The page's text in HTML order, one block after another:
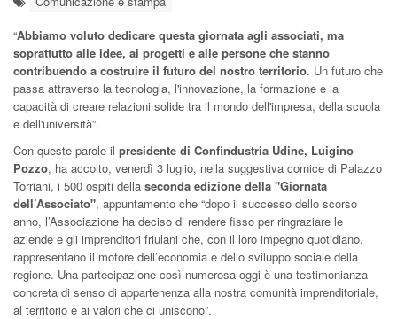
“Abbiamo voluto dedicare questa giornata agli associati, ma
soprattutto alle idee, ai progetti e alle persone che stanno
contribuendo a costruire il futuro del nostro territorio. Un futuro che
passa attraverso la tecnologia, l'innovazione, la formazione e la
capacità di creare relazioni solide tra il mondo dell'impresa, della scuola
e dell'università”.
Con queste parole il presidente di Confindustria Udine, Luigino
Pozzo, ha accolto, venerdì 3 luglio, nella suggestiva cornice di Palazzo
Torriani, i 500 ospiti della seconda edizione della "Giornata
dell’Associato", appuntamento che “dopo il successo dello scorso
anno, l’Associazione ha deciso di rendere fisso per ringraziare le
aziende e gli imprenditori friulani che, con il loro impegno quotidiano,
rappresentano il motore dell’economia e dello sviluppo sociale della
regione. Una partecipazione così numerosa oggi è una testimonianza
concreta di senso di appartenenza alla nostra comunità imprenditoriale,
al territorio e ai valori che ci uniscono”.